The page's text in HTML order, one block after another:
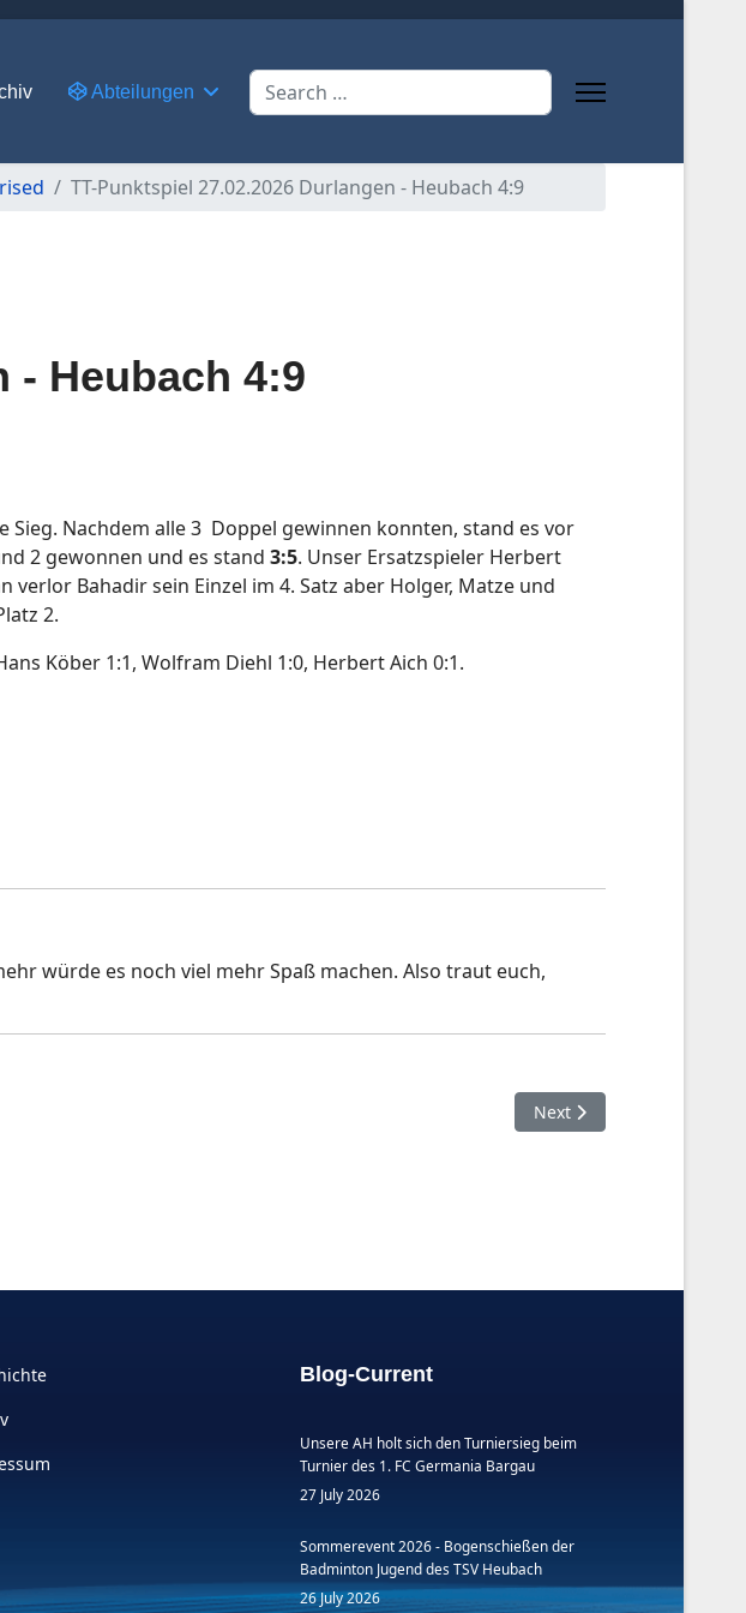
Abteilungen Search
TT-Punktspiel 27.02.2026 Durlangen - Heubach 4:9
- Heubach 4:9
Sieg. Nachdem alle 3 Doppel gewinnen konnten, stand es vor
2 gewonnen und es stand 3:5. Unser Ersatzspieler Herbert
verlor Bahadir sein Einzel im 4. Satz aber Holger, Matze und
2.
Köber 1:1, Wolfram Diehl 1:0, Herbert Aich 0:1.
würde es noch viel mehr Spaß machen. Also traut euch,
Next article: TT-
Next
Blog-Current
Unsere AH holt sich den Turniersieg beim
Turnier des 1. FC Germania Bargau
27 July 2026
Sommerevent 2026 - Bogenschießen der
Badminton Jugend des TSV Heubach
26 July 2026